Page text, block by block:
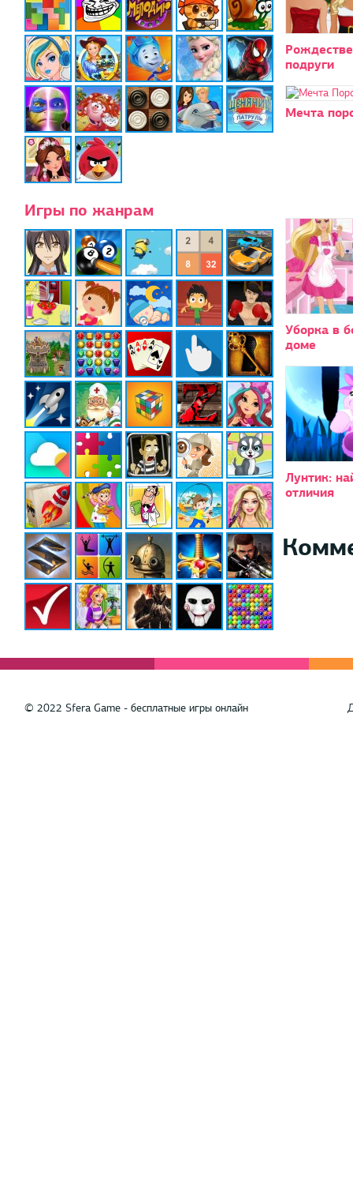
Игры по жанрам
подруги
Мечта
Уборка в
доме
Лунтик:
отличия
© 2022 Sfera Game - бесплатные игры онлайн